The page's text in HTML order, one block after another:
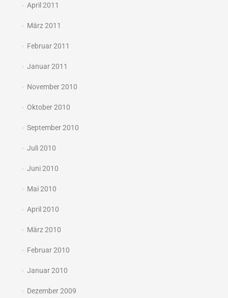
April 2011
März 2011
Februar 2011
Januar 2011
November 2010
Oktober 2010
September 2010
Juli 2010
Juni 2010
Mai 2010
April 2010
März 2010
Februar 2010
Januar 2010
Dezember 2009